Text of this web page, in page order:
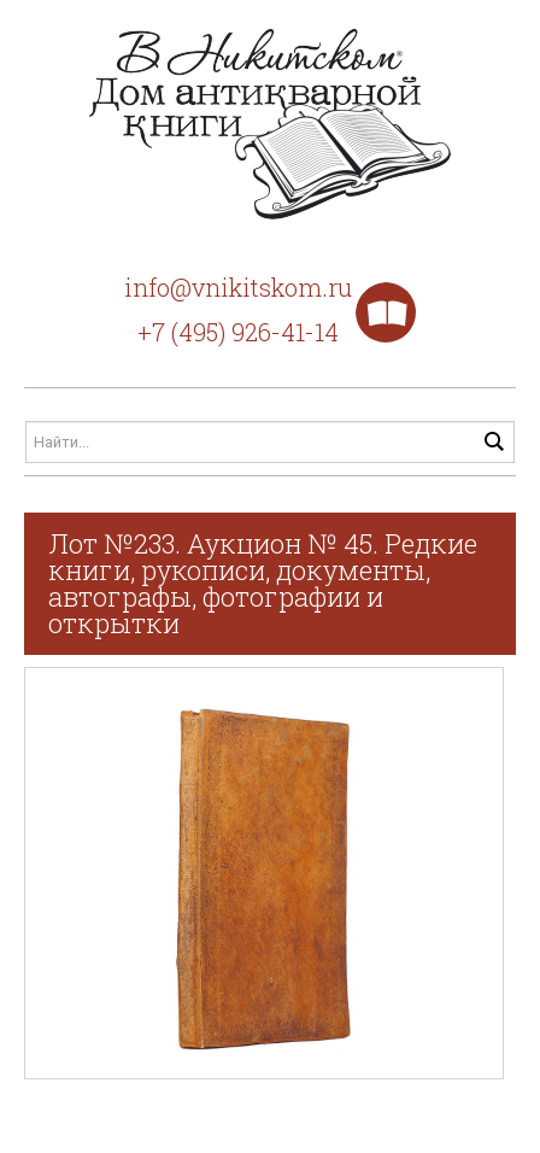
info@vnikitskom.ru
+7 (495) 926-41-14
Лот №233. Аукцион № 45. Редкие
книги, рукописи, документы,
автографы, фотографии и
открытки